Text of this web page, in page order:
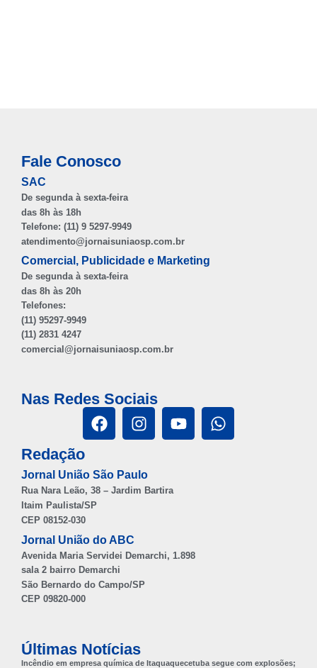
Fale Conosco
SAC
De segunda à sexta-feira
das 8h às 18h
Telefone: (11) 9 5297-9949
atendimento@jornaisuniaosp.com.br
Comercial, Publicidade e Marketing
De segunda à sexta-feira
das 8h às 20h
Telefones:
(11) 95297-9949
(11) 2831 4247
comercial@jornaisuniaosp.com.br
Nas Redes Sociais
Redação
Jornal União São Paulo
Rua Nara Leão, 38 – Jardim Bartira
Itaim Paulista/SP
CEP 08152-030
Jornal União do ABC
Avenida Maria Servidei Demarchi, 1.898
sala 2 bairro Demarchi
São Bernardo do Campo/SP
CEP 09820-000
Últimas Notícias
Incêndio em empresa química de Itaquaquecetuba segue com explosões;